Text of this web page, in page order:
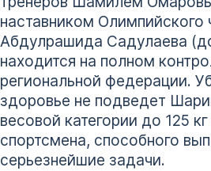
наставником Олимпийского
Абдулрашида Садулаева
находится на полном
региональной федерации.
здоровье не подведет
весовой категории до 125
спортсмена, способного
серьезнейшие задачи.